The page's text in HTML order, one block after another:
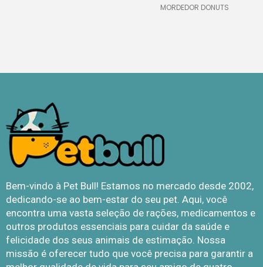
MORDEDOR DONUTS
Bem-vindo à Pet Bull! Estamos no mercado desde 2002,
dedicando-se ao bem-estar do seu pet. Aqui, você
encontra uma vasta seleção de rações, medicamentos e
outros produtos essenciais para cuidar da saúde e
felicidade dos seus animais de estimação. Nossa
missão é oferecer tudo que você precisa para garantir a